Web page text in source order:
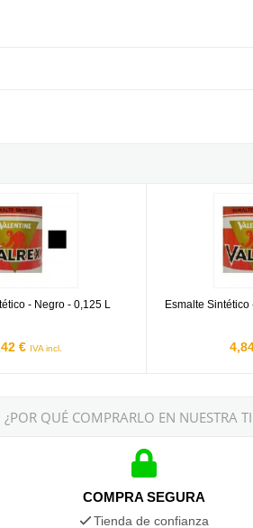
- Negro - 0,125 L
€ IVA incl.
Esmalte
¿POR QUÉ COMPRARLO EN NUESTRA
COMPRA SEGURA
Tienda de confianza